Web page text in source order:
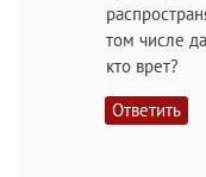
том числе
кто врет?
Ответить